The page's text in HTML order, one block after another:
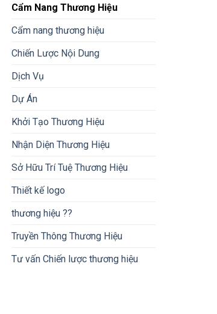
Cẩm Nang Thương Hiệu
Cẩm nang thương hiệu
Chiến Lược Nội Dung
Dịch Vụ
Dự Án
Khởi Tạo Thương Hiệu
Nhận Diện Thương Hiệu
Sở Hữu Trí Tuệ Thương Hiệu
Thiết kế logo
thương hiệu ??
Truyền Thông Thương Hiệu
Tư vấn Chiến lược thương hiệu